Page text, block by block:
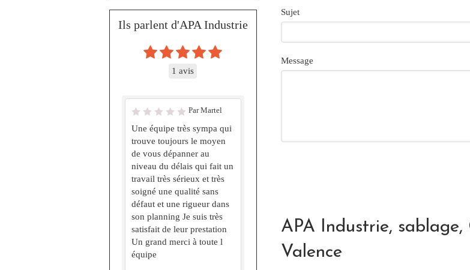
Sujet
Message
APA Industrie,
Valence
Ils parlent d'APA Industrie
1 avis
Par Martel
Une équipe très sympa qui
trouve toujours le moyen
de vous dépanner au
niveau du délais qui fait un
travail très sérieux et très
soigné une qualité sans
défaut et une rigueur dans
son planning Je suis très
satisfait de leur prestation
Un grand merci à toute l
équipe